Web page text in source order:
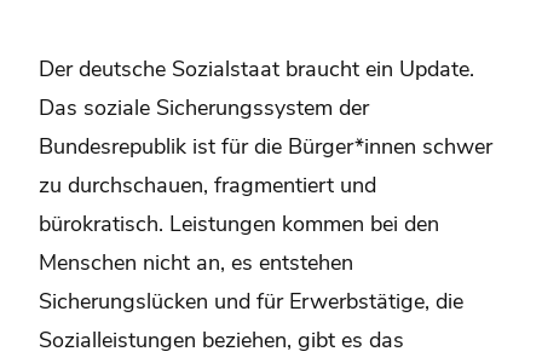
Der deutsche Sozialstaat braucht ein Update.
Das soziale Sicherungssystem der
Bundesrepublik ist für die Bürger*innen schwer
zu durchschauen, fragmentiert und
bürokratisch. Leistungen kommen bei den
Menschen nicht an, es entstehen
Sicherungslücken und für Erwerbstätige, die
Sozialleistungen beziehen, gibt es das